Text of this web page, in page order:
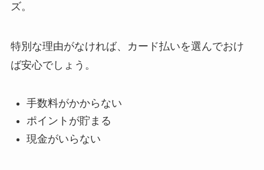
ズ。
特別な理由がなければ、カード払いを選んでおけ
ば安心でしょう。
手数料がかからない
ポイントが貯まる
現金がいらない